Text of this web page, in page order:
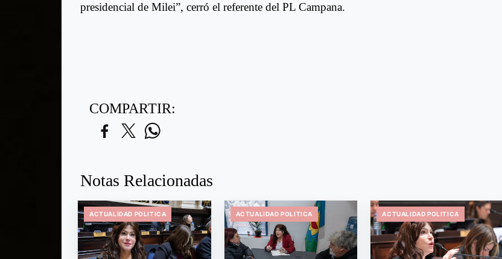
presidencial de Milei”, cerró el referente del PL Campana.
COMPARTIR:
Notas Relacionadas
ACTUALIDAD POLITICA ACTUALIDAD POLITICA ACTUALIDAD POLITICA